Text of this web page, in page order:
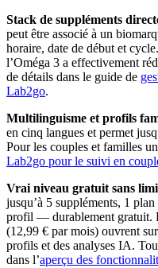
Stack de suppléments
peut être associé à un
horaire, date de début et
l’Oméga 3 a effectivement
de détails dans le guide de
Lab2go.
Multilinguisme et profils
en cinq langues et permet
Pour les couples et familles
Lab2go pour le suivi en
Vrai niveau gratuit sans
jusqu’à 5 suppléments, 1
profil — durablement gratuit.
(12,99 € par mois) ouvrent
profils et des analyses IA.
dans l’aperçu des